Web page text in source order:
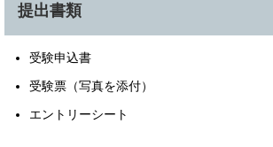
提出書類
受験申込書
受験票（写真を添付）
エントリーシート